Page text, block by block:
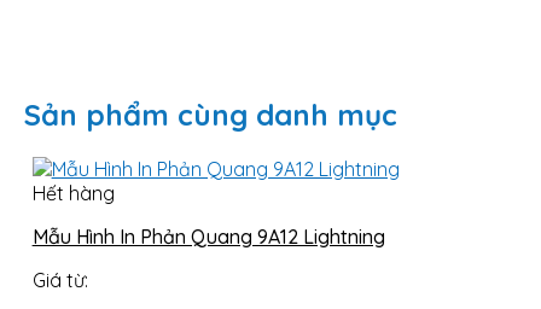
Sản phẩm cùng danh mục
Hết hàng
Mẫu Hình In Phản Quang 9A12 Lightning
Giá từ: